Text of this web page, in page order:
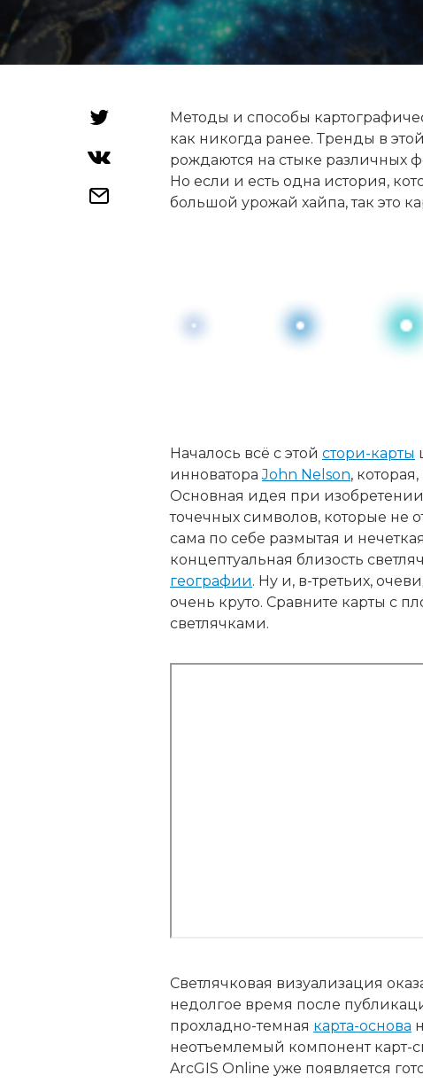
Методы и способы
как никогда ранее. Тренды в
рождаются на стыке различных
Но если и есть одна история,
большой урожай хайпа, так это
Началось всё с этой стори-карты
инноватораJohn Nelson,
Основная идея при изобретении
точечных символов, которые не
сама по себе размытая и
концептуальная близость
географии. Ну и, в-третьих,
очень круто. Сравните карты с
светлячками.
Светлячковая визуализация
недолгое время после
прохладно-темная карта-основа
неотъемлемый компонент карт-
ArcGIS Online уже появляется